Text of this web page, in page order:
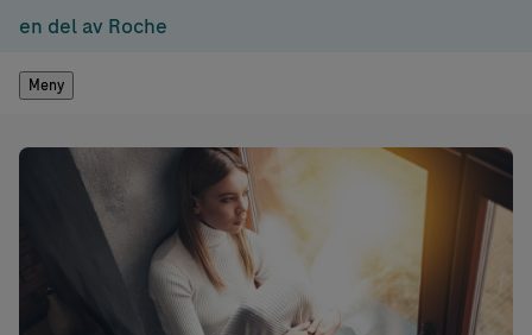
en del av Roche
Meny